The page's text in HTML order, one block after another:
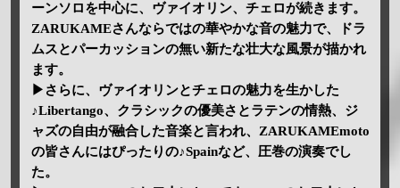
ーンソロを中心に、ヴァイオリン、チェロが続きます。
ZARUKAMEさんならではの華やかな音の魅力で、ドラ
ムスとパーカッションの無い新たな壮大な風景が描かれ
ます。
▶さらに、ヴァイオリンとチェロの魅力を生かした
♪Libertango、クラシックの優美さとラテンの情熱、ジ
ャズの自由が融合した音楽と言われ、ZARUKAMEmoto
の皆さんにはぴったりの♪Spainなど、圧巻の演奏でし
た。